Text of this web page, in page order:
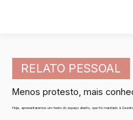
RELATO PESSOAL
Menos protesto, mais
Hoje, apresentaremos um texto do espaço aberto, que foi mandado à